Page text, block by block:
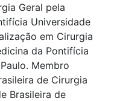
Geral pela
Universidade
em Cirurgia
da Pontifícia
Membro
de Cirurgia
Brasileira de